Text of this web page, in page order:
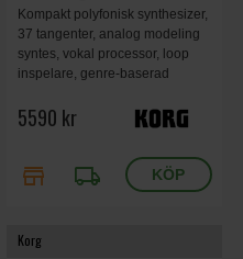
Kompakt polyfonisk synthesizer,
37 tangenter, analog modeling
syntes, vokal processor, loop
inspelare, genre-baserad
massivt förbättrade effekter, 2.8-
tum full-färgs IPS LCD display,
5590 kr
store local_shipping
Korg